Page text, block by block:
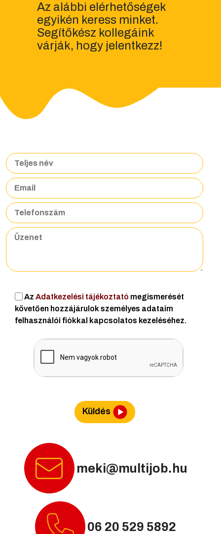
Az alábbi elérhetőségek
egyikén keress minket.
Segítőkész kollegáink
várják, hogy jelentkezz!
Az Adatkezelési tájékoztató megismerését
követően hozzájárulok személyes adataim
felhasználói fiókkal kapcsolatos kezeléséhez.
Küldés
meki@multijob.hu
06 20 529 5892